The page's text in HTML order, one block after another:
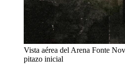
Vista aérea del Arena Fonte
pitazo inicial